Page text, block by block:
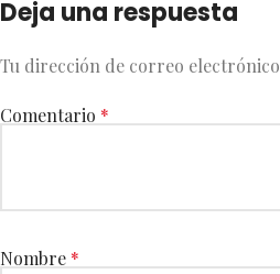
Deja una respuesta
Tu dirección de correo
Comentario *
Nombre *